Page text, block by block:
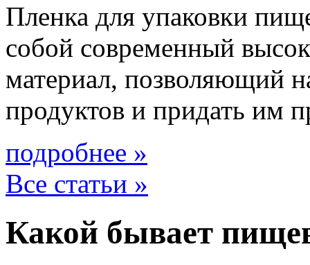
Пленка для упаковки
собой современный
материал, позволяющий
продуктов и придать им
подробнее »
Все статьи »
Какой бывает